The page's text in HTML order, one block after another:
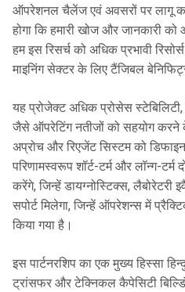
ऑपरेशनल चैलेंज एवं अवसरों पर लागू
होगा कि हमारी खोज और जानकारी
हम इस रिसर्च को अधिक प्रभावी
माइनिंग सेक्टर के लिए टैंजिबल
यह प्रोजेक्ट अधिक प्रोसेस
जैसे ऑपरेटिंग नतीजों को सहयोग करने
अप्रोच और रिएजेंट सिस्टम को
परिणामस्वरूप शॉर्ट-टर्म और लॉन्ग-
करेंगे, जिन्हें डायग्नोस्टिक्स,
सपोर्ट मिलेगा, जिन्हें ऑपरेशन्स में
किया गया है।
इस पार्टनरशिप का एक मुख्य हिस्सा
ट्रांसफर और टेक्निकल कैपेसिटी